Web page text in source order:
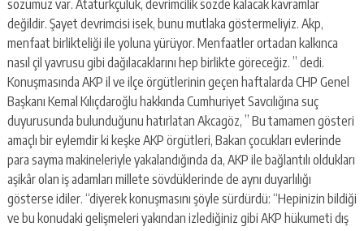
sözümüz var. Atatürkçülük, devrimcilik sözde kalacak kavramlar
değildir. Şayet devrimcisi isek, bunu mutlaka göstermeliyiz. Akp,
menfaat birlikteliği ile yoluna yürüyor. Menfaatler ortadan kalkınca
nasıl çil yavrusu gibi dağılacaklarını hep birlikte göreceğiz. ” dedi.
Konuşmasında AKP il ve ilçe örgütlerinin geçen haftalarda CHP Genel
Başkanı Kemal Kılıçdaroğlu hakkında Cumhuriyet Savcılığına suç
duyurusunda bulunduğunu hatırlatan Akcagöz, ” Bu tamamen gösteri
amaçlı bir eylemdir ki keşke AKP örgütleri, Bakan çocukları evlerinde
para sayma makineleriyle yakalandığında da, AKP ile bağlantılı oldukları
aşikâr olan iş adamları millete sövdüklerinde de aynı duyarlılığı
gösterse idiler. “diyerek konuşmasını şöyle sürdürdü: “Hepinizin bildiği
ve bu konudaki gelişmeleri yakından izlediğiniz gibi AKP hükumeti dış